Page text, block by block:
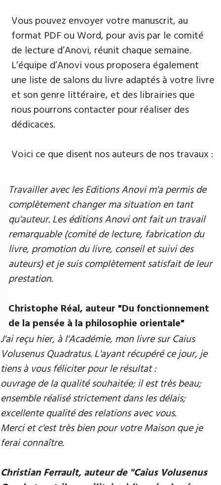
Vous pouvez envoyer votre manuscrit, au
format PDF ou Word, pour avis par le comité
de lecture d’Anovi, réunit chaque semaine.
L’équipe d’Anovi vous proposera également
une liste de salons du livre adaptés à votre livre
et son genre littéraire, et des librairies que
nous pourrons contacter pour réaliser des
dédicaces.
Voici ce que disent nos auteurs de nos travaux :
Travailler avec les Editions Anovi m'a permis de
complètement changer ma situation en tant
qu'auteur. Les éditions Anovi ont fait un travail
remarquable (comité de lecture, fabrication du
livre, promotion du livre, conseil et suivi des
auteurs) et je suis complètement satisfait de leur
prestation.
Christophe Réal, auteur ​"Du fonctionnement
de la pensée à la philosophie orientale"
J'ai reçu hier, à l'Académie, mon livre sur Caius
Volusenus Quadratus. L'ayant récupéré ce jour, je
tiens à vous féliciter pour le résultat :
ouvrage de la qualité souhaitée; il est très beau;
ensemble réalisé strictement dans les délais;
excellente qualité des relations avec vous.
Merci et c'est très bien pour votre Maison que je
ferai connaître.
Christian Ferrault, auteur de "Caius Volusenus